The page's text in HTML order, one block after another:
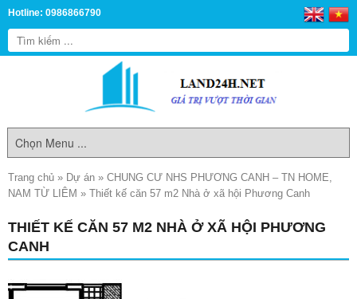
Hotline: 0986866790
Trang chủ » Dự án » CHUNG CƯ NHS PHƯƠNG CANH – TN HOME,
NAM TỪ LIÊM » Thiết kế căn 57 m2 Nhà ở xã hội Phương Canh
THIẾT KẾ CĂN 57 M2 NHÀ Ở XÃ HỘI PHƯƠNG
CANH